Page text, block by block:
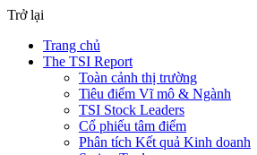
Trở lại
Trang chủ
The TSI Report
Toàn cảnh thị trường
Tiêu điểm Vĩ mô & Ngành
TSI Stock Leaders
Cổ phiếu tâm điểm
Phân tích Kết quả Kinh doanh